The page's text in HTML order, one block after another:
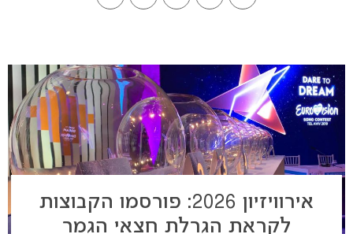
אירוויזיון 2026: פורסמו הקבוצות
לקראת הגרלת חצאי הגמר